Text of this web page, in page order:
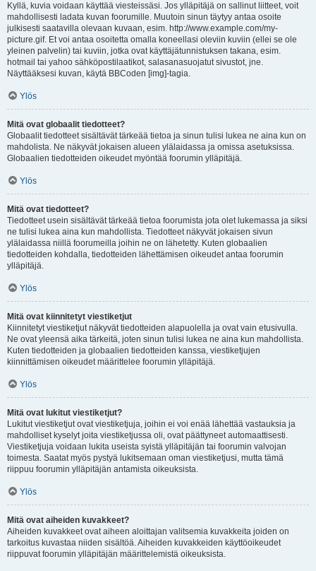
Kyllä, kuvia voidaan käyttää viesteissäsi. Jos ylläpitäjä on sallinut liitteet, voit
mahdollisesti ladata kuvan foorumille. Muutoin sinun täytyy antaa osoite
julkisesti saatavilla olevaan kuvaan, esim. http://www.example.com/my-
picture.gif. Et voi antaa osoitetta omalla koneellasi oleviin kuviin (ellei se ole
yleinen palvelin) tai kuviin, jotka ovat käyttäjätunnistuksen takana, esim.
hotmail tai yahoo sähköpostilaatikot, salasanasuojatut sivustot, jne.
Näyttääksesi kuvan, käytä BBCoden [img]-tagia.
Ylös
Mitä ovat globaalit tiedotteet?
Globaalit tiedotteet sisältävät tärkeää tietoa ja sinun tulisi lukea ne aina kun on
mahdolista. Ne näkyvät jokaisen alueen ylälaidassa ja omissa asetuksissa.
Globaalien tiedotteiden oikeudet myöntää foorumin ylläpitäjä.
Ylös
Mitä ovat tiedotteet?
Tiedotteet usein sisältävät tärkeää tietoa foorumista jota olet lukemassa ja siksi
ne tulisi lukea aina kun mahdollista. Tiedotteet näkyvät jokaisen sivun
ylälaidassa niillä foorumeilla joihin ne on lähetetty. Kuten globaalien
tiedotteiden kohdalla, tiedotteiden lähettämisen oikeudet antaa foorumin
ylläpitäjä.
Ylös
Mitä ovat kiinnitetyt viestiketjut
Kiinnitetyt viestiketjut näkyvät tiedotteiden alapuolella ja ovat vain etusivulla.
Ne ovat yleensä aika tärkeitä, joten sinun tulisi lukea ne aina kun mahdollista.
Kuten tiedotteiden ja globaalien tiedotteiden kanssa, viestiketjujen
kiinnittämisen oikeudet määrittelee foorumin ylläpitäjä.
Ylös
Mitä ovat lukitut viestiketjut?
Lukitut viestiketjut ovat viestiketjuja, joihin ei voi enää lähettää vastauksia ja
mahdolliset kyselyt joita viestiketjussa oli, ovat päättyneet automaattisesti.
Viestiketjuja voidaan lukita useista syistä ylläpitäjän tai foorumin valvojan
toimesta. Saatat myös pystyä lukitsemaan oman viestiketjusi, mutta tämä
riippuu foorumin ylläpitäjän antamista oikeuksista.
Ylös
Mitä ovat aiheiden kuvakkeet?
Aiheiden kuvakkeet ovat aiheen aloittajan valitsemia kuvakkeita joiden on
tarkoitus kuvastaa niiden sisältöä. Aiheiden kuvakkeiden käyttöoikeudet
riippuvat foorumin ylläpitäjän määrittelemistä oikeuksista.